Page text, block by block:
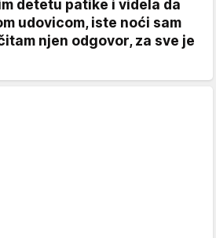
detetu patike i videla da
udovicom, iste noći sam
njen odgovor, za sve je